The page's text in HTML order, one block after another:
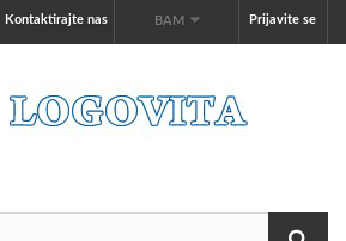
Prijavite se
BAM
Kontaktirajte nas